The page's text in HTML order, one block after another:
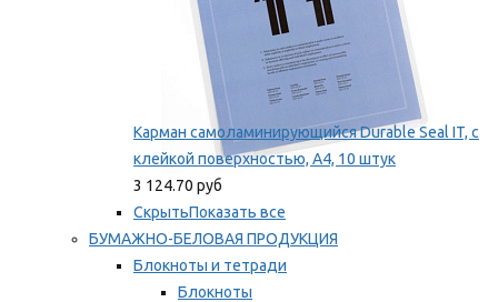
Карман самоламинирующийся Durable Seal IT, с
клейкой поверхностью, A4, 10 штук
3 124.70 руб
СкрытьПоказать все
БУМАЖНО-БЕЛОВАЯ ПРОДУКЦИЯ
Блокноты и тетради
Блокноты